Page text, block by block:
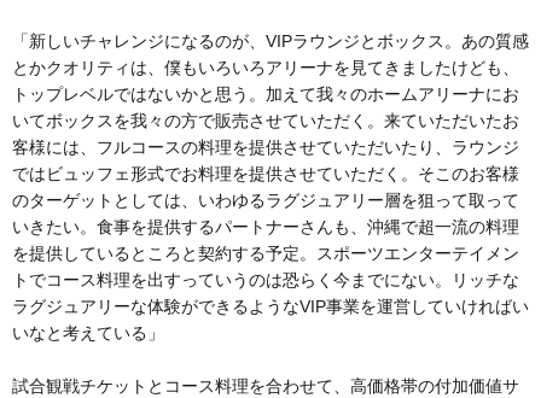
「新しいチャレンジになるのが、VIPラウンジとボックス。あの質感
とかクオリティは、僕もいろいろアリーナを見てきましたけども、
トップレベルではないかと思う。加えて我々のホームアリーナにお
いてボックスを我々の方で販売させていただく。来ていただいたお
客様には、フルコースの料理を提供させていただいたり、ラウンジ
ではビュッフェ形式でお料理を提供させていただく。そこのお客様
のターゲットとしては、いわゆるラグジュアリー層を狙って取って
いきたい。食事を提供するパートナーさんも、沖縄で超一流の料理
を提供しているところと契約する予定。スポーツエンターテイメン
トでコース料理を出すっていうのは恐らく今までにない。リッチな
ラグジュアリーな体験ができるようなVIP事業を運営していければい
いなと考えている」
試合観戦チケットとコース料理を合わせて、高価格帯の付加価値サ